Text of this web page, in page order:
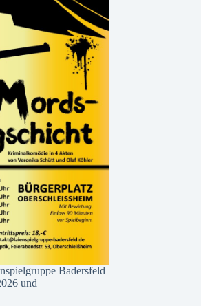
Badersfeld
und